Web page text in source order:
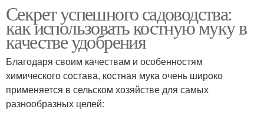
Секрет успешного садоводства:
как использовать костную муку в
качестве удобрения
Благодаря своим качествам и особенностям
химического состава, костная мука очень широко
применяется в сельском хозяйстве для самых
разнообразных целей: